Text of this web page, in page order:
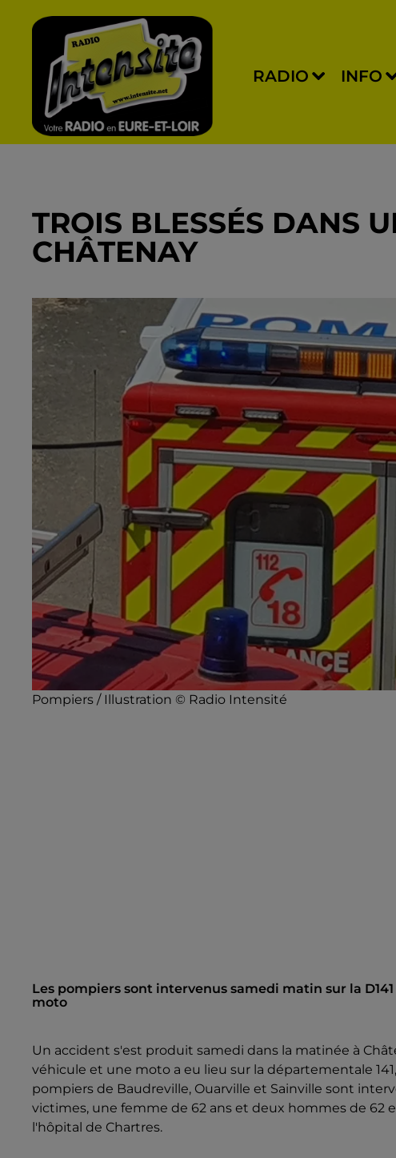
RADIO INFO
TROIS BLESSÉS DANS
CHÂTENAY
Pompiers / Illustration © Radio Intensité
Les pompiers sont intervenus samedi matin sur la
moto
Un accident s'est produit samedi dans la matinée à
véhicule et une moto a eu lieu sur la départementale
pompiers de Baudreville, Ouarville et Sainville sont
victimes, une femme de 62 ans et deux hommes de 62
l'hôpital de Chartres.